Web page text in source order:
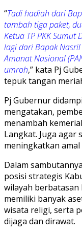
“Tadi hadiah dari
tambah tiga paket,
Ketua TP PKK Sumut
lagi dari Bapak Nasril
Amanat Nasional
umroh,” kata Pj
tepuk tangan
Pj Gubernur
mengatakan,
menambah
Langkat. Juga agar
meningkatkan amal
Dalam
posisi strategis
wilayah berbatasan
memiliki banyak
wisata religi, serta
dijaga dan dirawat.